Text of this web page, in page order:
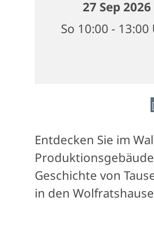
27 Sep 2026
So 10:00 - 13:00
Entdecken Sie im
Geschichte von
in den